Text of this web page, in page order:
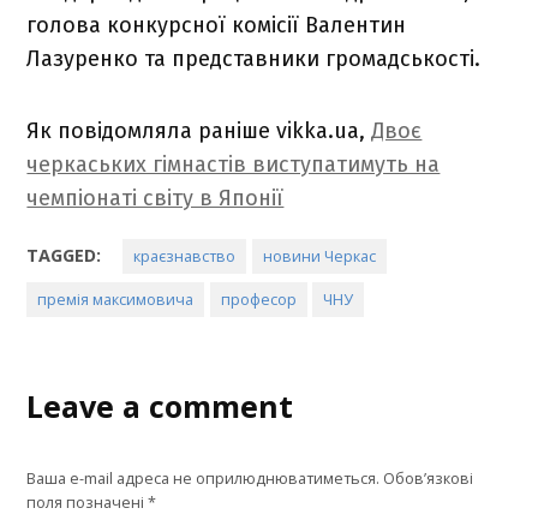
голова конкурсної комісії Валентин
Лазуренко та представники громадськості.
Як повідомляла раніше vikka.ua,Двоє
черкаських гімнастів виступатимуть на
чемпіонаті світу в Японії
TAGGED: краєзнавство новини Черкас
премія максимовича професор ЧНУ
Leave a comment
Ваша e-mail адреса не оприлюднюватиметься. Обов’язкові
поля позначені*